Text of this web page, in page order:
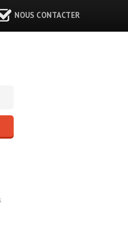
NOUS CONTACTER